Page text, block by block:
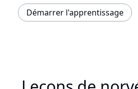
Démarrer l'apprentissage